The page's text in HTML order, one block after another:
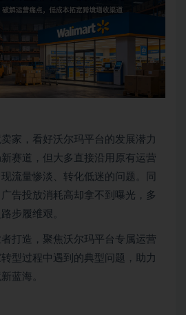
家，看好沃尔玛平台的发展潜力
赛道，但大多直接沿用原有运营
流量惨淡、转化低迷的问题。同
告投放消耗高却拿不到曝光，多
步履维艰。
打造，聚焦沃尔玛平台专属运营
型过程中遇到的典型问题，助力
蓝海。